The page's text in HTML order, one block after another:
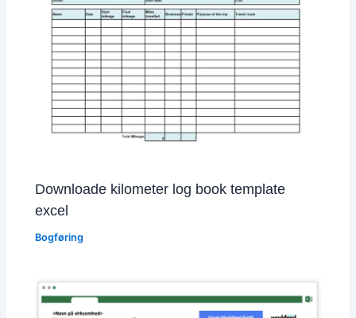
Downloade kilometer log book template
excel
Bogføring